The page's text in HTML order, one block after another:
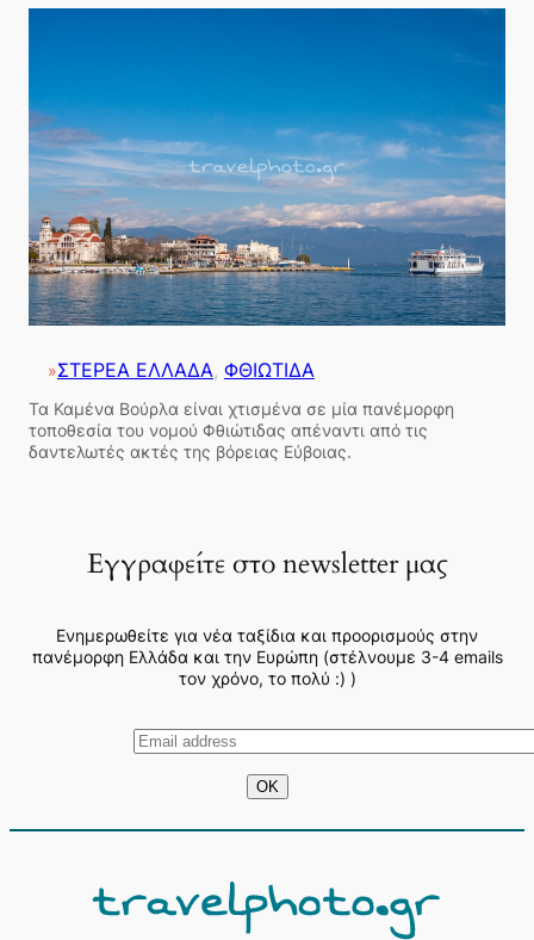
»ΣΤΕΡΕΑ ΕΛΛΑΔΑ, ΦΘΙΩΤΙΔΑ
Τα Καμένα Βούρλα είναι χτισμένα σε μία πανέμορφη
τοποθεσία του νομού Φθιώτιδας απέναντι από τις
δαντελωτές ακτές της βόρειας Εύβοιας.
Εγγραφείτε στο newsletter μας
Ενημερωθείτε για νέα ταξίδια και προορισμούς στην
πανέμορφη Ελλάδα και την Ευρώπη (στέλνουμε 3-4 emails
τον χρόνο, το πολύ :) )